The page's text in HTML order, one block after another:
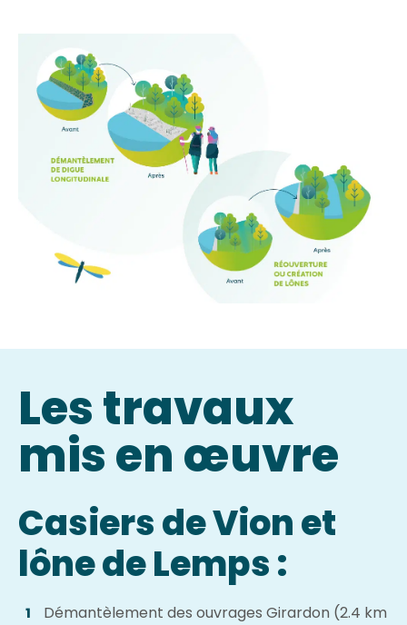
Les travaux
mis en œuvre
Casiers de Vion et
lône de Lemps :
Démantèlement des ouvrages Girardon (2.4 km